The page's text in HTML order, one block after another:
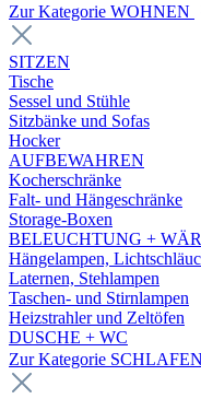
Zur Kategorie WOHNEN
SITZEN
Tische
Sessel und Stühle
Sitzbänke und Sofas
Hocker
AUFBEWAHREN
Kocherschränke
Falt- und Hängeschränke
Storage-Boxen
BELEUCHTUNG +
Hängelampen,
Laternen, Stehlampen
Taschen- und Stirnlampen
Heizstrahler und Zeltöfen
DUSCHE + WC
Zur Kategorie SCHLAFEN